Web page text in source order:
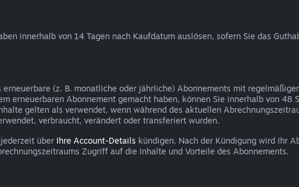
innerhalb von 14 Tagen nach Kaufdatum auslösen, sofern Sie das
(z. B. monatliche oder jährliche) Abonnements mit
erneuerbaren Abonnement gemacht haben, können Sie innerhalb von 48
gelten als verwendet, wenn während des aktuellen
verbraucht, verändert oder transferiert wurden.
über Ihre Account-Details kündigen. Nach der Kündigung wird Ihr
Zugriff auf die Inhalte und Vorteile des Abonnements.